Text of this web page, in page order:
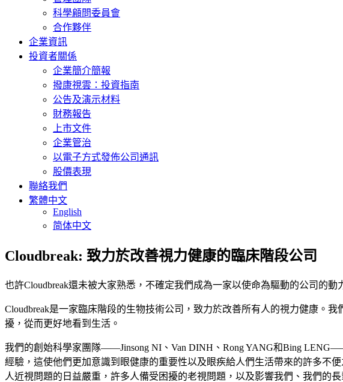
科學顅問委員會
合作夥伴
企業資訊
投資者關係
企業簡介簡報
撥康視雲：投資指南
公告及演示材料
財務報告
上市文件
企業管治
以電子方式發佈公司通訊
股價表現
聯絡我們
繁體中文
English
简体中文
Cloudbreak: 致力於改善視力健康的臨床階段公司
也許Cloudbreak還未被大家熟悉，不確定我們成為一家以使命為驅動的公司的
Cloudbreak是一家臨床階段的生物技術公司，致力於改善所有人的視力健康。
擾，從而更好地看到生活。
我們的創始科學家團隊——Jinsong NI、Van DINH、Rong YANG和Bing
經驗，這使他們更加意識到眼健康的重要性以及眼疾給人們生活帶來的許多不
人近視問題的日益嚴重，許多人備受困擾的老視問題，以及影響我們、我們的